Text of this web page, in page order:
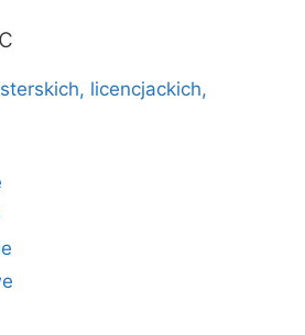
licencjackich,